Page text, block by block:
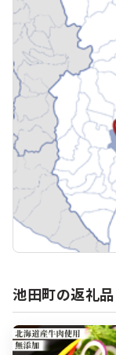
池田町の返礼品